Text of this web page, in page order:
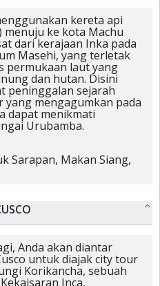
kereta api
menuju ke kota Machu
dari kerajaan Inka pada
Masehi, yang terletak
permukaan laut yang
dan hutan. Disini
peninggalan sejarah
mengagumkan pada
dapat menikmati
Urubamba.
Sarapan, Makan Siang,
Anda akan diantar
untuk diajak city tour
Korikancha, sebuah
Inca,